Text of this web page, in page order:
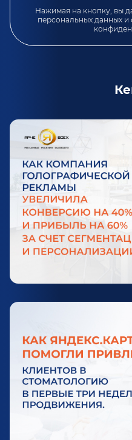
Нажимая на кнопку, вы
персональных данных и